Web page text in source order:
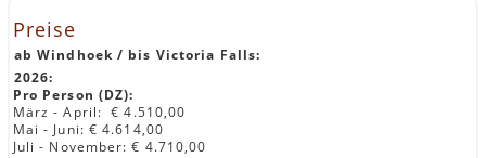
Preise
ab Windhoek / bis Victoria Falls:
2026:
Pro Person (DZ):
März - April: € 4.510,00
Mai - Juni: € 4.614,00
Juli - November: € 4.710,00